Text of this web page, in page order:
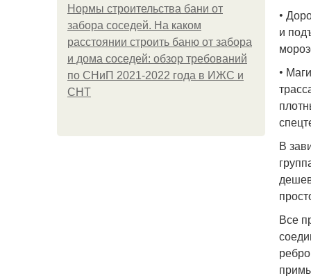
Нормы строительства бани от
забора соседей. На каком
расстоянии строить баню от забора
и дома соседей: обзор требований
по СНиП 2021-2022 года в ИЖС и
СНТ
•
и
•
В
Все